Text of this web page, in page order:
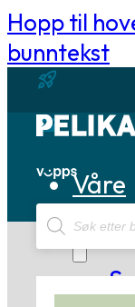
Hopp til
bunntekst
Våre
bøker
Products
search